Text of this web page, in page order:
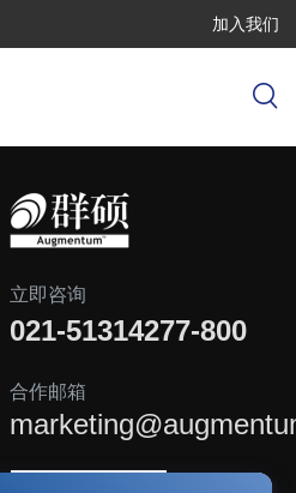
加入我们
立即咨询
021-51314277-800
合作邮箱